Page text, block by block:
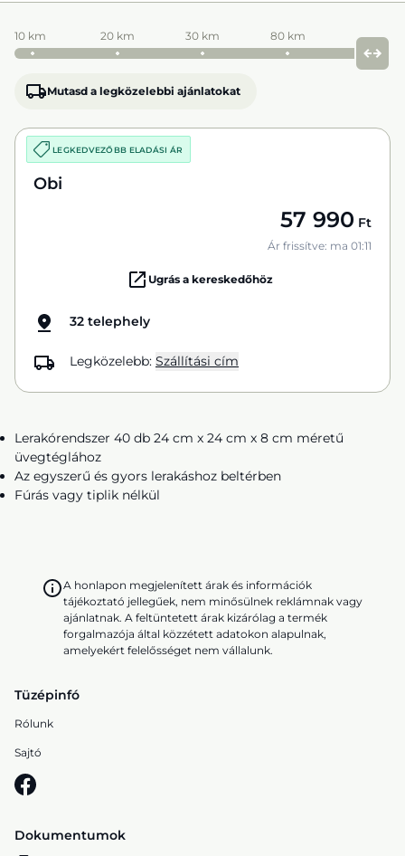
10 km 20 km 30 km 80 km
Mutasd a legközelebbi ajánlatokat
LEGKEDVEZŐBB ELADÁSI ÁR
Obi
57 990 Ft
Ár frissítve: ma 01:11
Ugrás a kereskedőhöz
32 telephely
Legközelebb: Szállítási cím
Lerakórendszer 40 db 24 cm x 24 cm x 8 cm méretű
üvegtéglához
Az egyszerű és gyors lerakáshoz beltérben
Fúrás vagy tiplik nélkül
A honlapon megjelenített árak és információk
tájékoztató jellegűek, nem minősülnek reklámnak vagy
ajánlatnak. A feltüntetett árak kizárólag a termék
forgalmazója által közzétett adatokon alapulnak,
amelyekért felelősséget nem vállalunk.
Tüzépinfó
Rólunk
Sajtó
Dokumentumok